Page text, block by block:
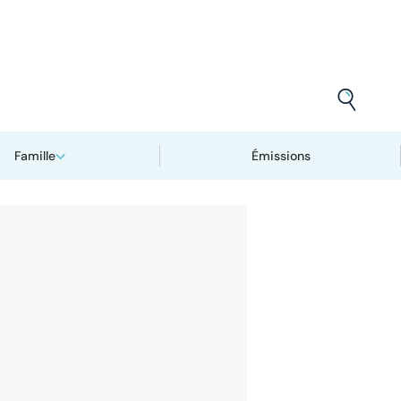
Famille Émissions